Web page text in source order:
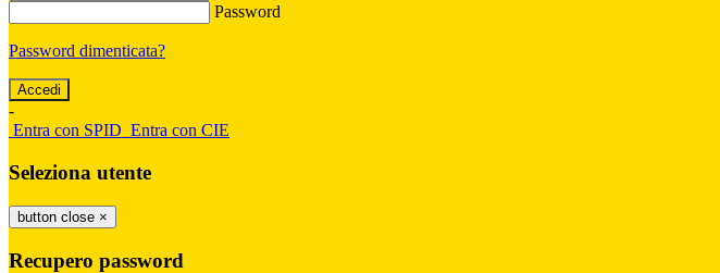
Password
Password dimenticata?
-
Entra con SPID Entra con CIE
Seleziona utente
button close ×
Recupero password